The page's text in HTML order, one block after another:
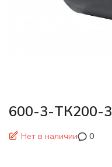
600-3-ТК200-
Нет в наличии 0